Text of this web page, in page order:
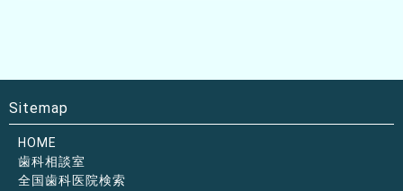
Sitemap
HOME
歯科相談室
全国歯科医院検索